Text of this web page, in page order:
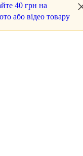
40 грн на
або відео товару